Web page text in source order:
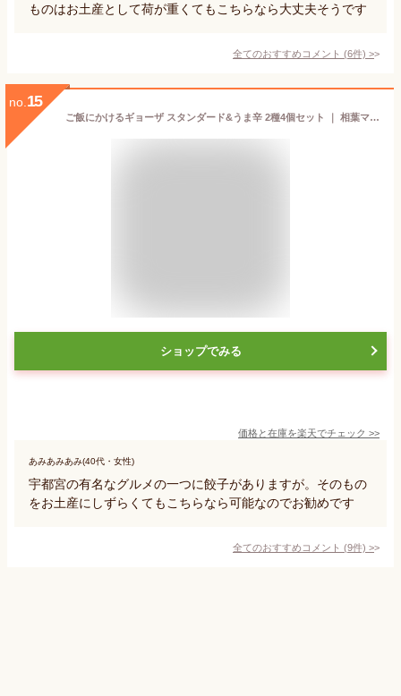
ものはお土産として荷が重くてもこちらなら大丈夫そうです
全てのおすすめコメント (6件) >
no. 15
ご飯にかけるギョーザ スタンダード&うま辛 2種4個セット ｜ 相葉マナブで紹介されました！ マナブ！ご当地名産品祭り！ 栃木県産品 宇都宮市 宇都宮餃子会監修 ご飯のお供 ごはんのおとも 瓶詰めグルメ 餃子 万能 おかず ご当地 ギフト プレゼント 観光 土産 FN0E8
ショップでみる
価格と在庫を楽天でチェック >>
あみあみあみ(40代・女性)
宇都宮の有名なグルメの一つに餃子がありますが。そのもの
をお土産にしずらくてもこちらなら可能なのでお勧めです
全てのおすすめコメント (9件) >